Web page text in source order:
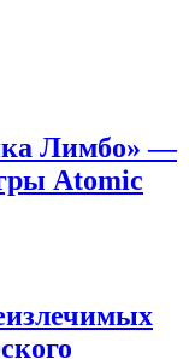
Лимбо» —
Atomic